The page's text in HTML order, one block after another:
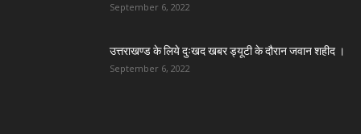
September 6, 2022
उत्तराखण्ड के लिये दुःखद खबर ड्यूटी के दौरान जवान शहीद ।
September 6, 2022